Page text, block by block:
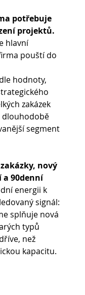
potřebuje
projektů.
hlavní
pouští do
hodnoty,
zakázek
dlouhodobě
segment
nový
a 90denní
energii k
signál:
splňuje nová
typů
než
kapacitu.